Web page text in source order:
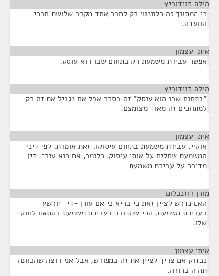
הילה דוידוביץ
כי המתווך זה רלוונטי רק לחבר אחד מקרב שלושת חברי
הוועדה.
איתי עצמון
אפשר עבירת משמעת רק בתחום שבו הוא עוסק.
הילה דוידוביץ
"בתחום שבו הוא עוסק" זה בסדר אבל אם נגביל את זה רק
למתווכים זה מאוד מצומצם.
איתי עצמון
אוקיי, עבירת משמעת בתחום עיסוקו, זאת אומרת, לפי דיני
המשמעת שחלים על אותו עיסוק. כלומר, אם הוא עורך-דין
מדובר על עבירת משמעת - - -
מורן רוזנבלום
האם נדרש לציין זאת כי בריא כי אם עורך-דיך יורשע
בעבירת משמעת, הרי שמדובר בעבירת משמעת בהתאם לחוק
שלו.
איתי עצמון
נבדוק אם צריך לציין את זה במפורש, אבל אני רוצה שהכוונה
תהיה ברורה.